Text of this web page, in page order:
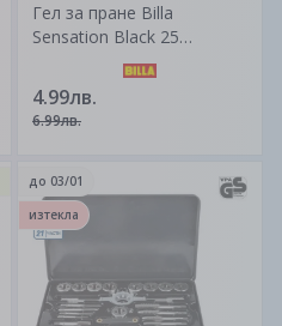
Гел за пране Billa
Sensation Black 25
4.99лв.
6.99лв.
до 03/01
изтекла